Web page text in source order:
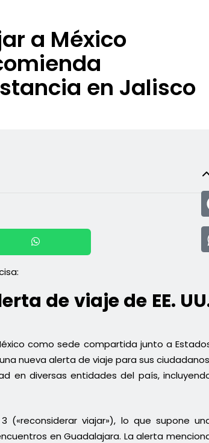
a México
en Jalisco
de viaje de EE.
como sede compartida junto a
nueva alerta de viaje para sus
en diversas entidades del país,
(«reconsiderar viajar»), lo que supone
en Guadalajara. La alerta